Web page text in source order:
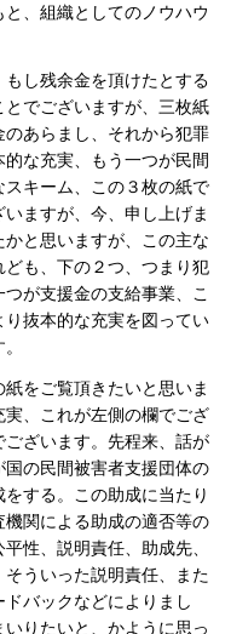
、組織としてのノウハウ
し残余金を頂けたとする
でございますが、三枚紙
あらまし、それから犯罪
な充実、もう一つが民間
キーム、この３枚の紙で
ますが、今、申し上げま
と思いますが、この主な
も、下の２つ、つまり犯
が支援金の支給事業、こ
抜本的な充実を図ってい
をご覧頂きたいと思いま
、これが左側の欄でござ
ざいます。先程来、話が
の民間被害者支援団体の
する。この助成に当たり
関による助成の適否等の
性、説明責任、助成先、
ういった説明責任、また
バックなどによりまし
りたいと、かように思っ